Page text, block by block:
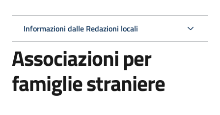
Centri
per
Informazioni dalle Redazioni locali
Associazioni per
famiglie straniere